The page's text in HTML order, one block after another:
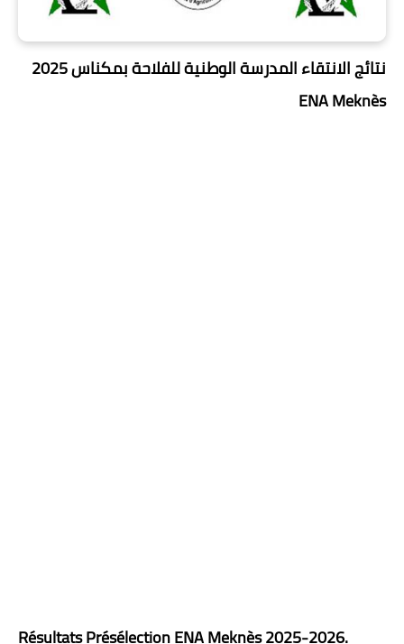
نتائج الانتقاء المدرسة الوطنية للفلاحة بمكناس 2025
ENA Meknès
RésultatsPrésélectionENA Meknès2025-2026.